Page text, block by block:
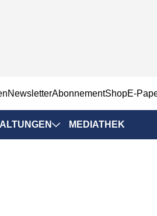
NewsletterAbonnementShopE-
MEDIATHEK